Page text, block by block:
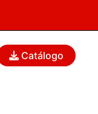
Catálogo